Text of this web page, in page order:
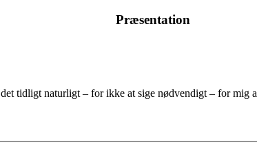
Præsentation
tidligt naturligt – for ikke at sige nødvendigt – for mig